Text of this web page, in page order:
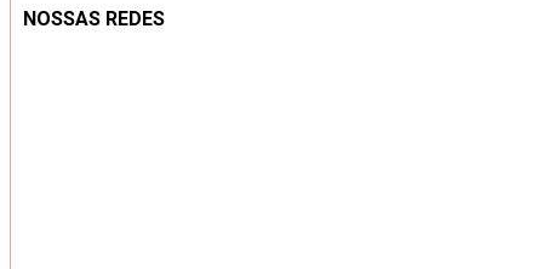
NOSSAS REDES